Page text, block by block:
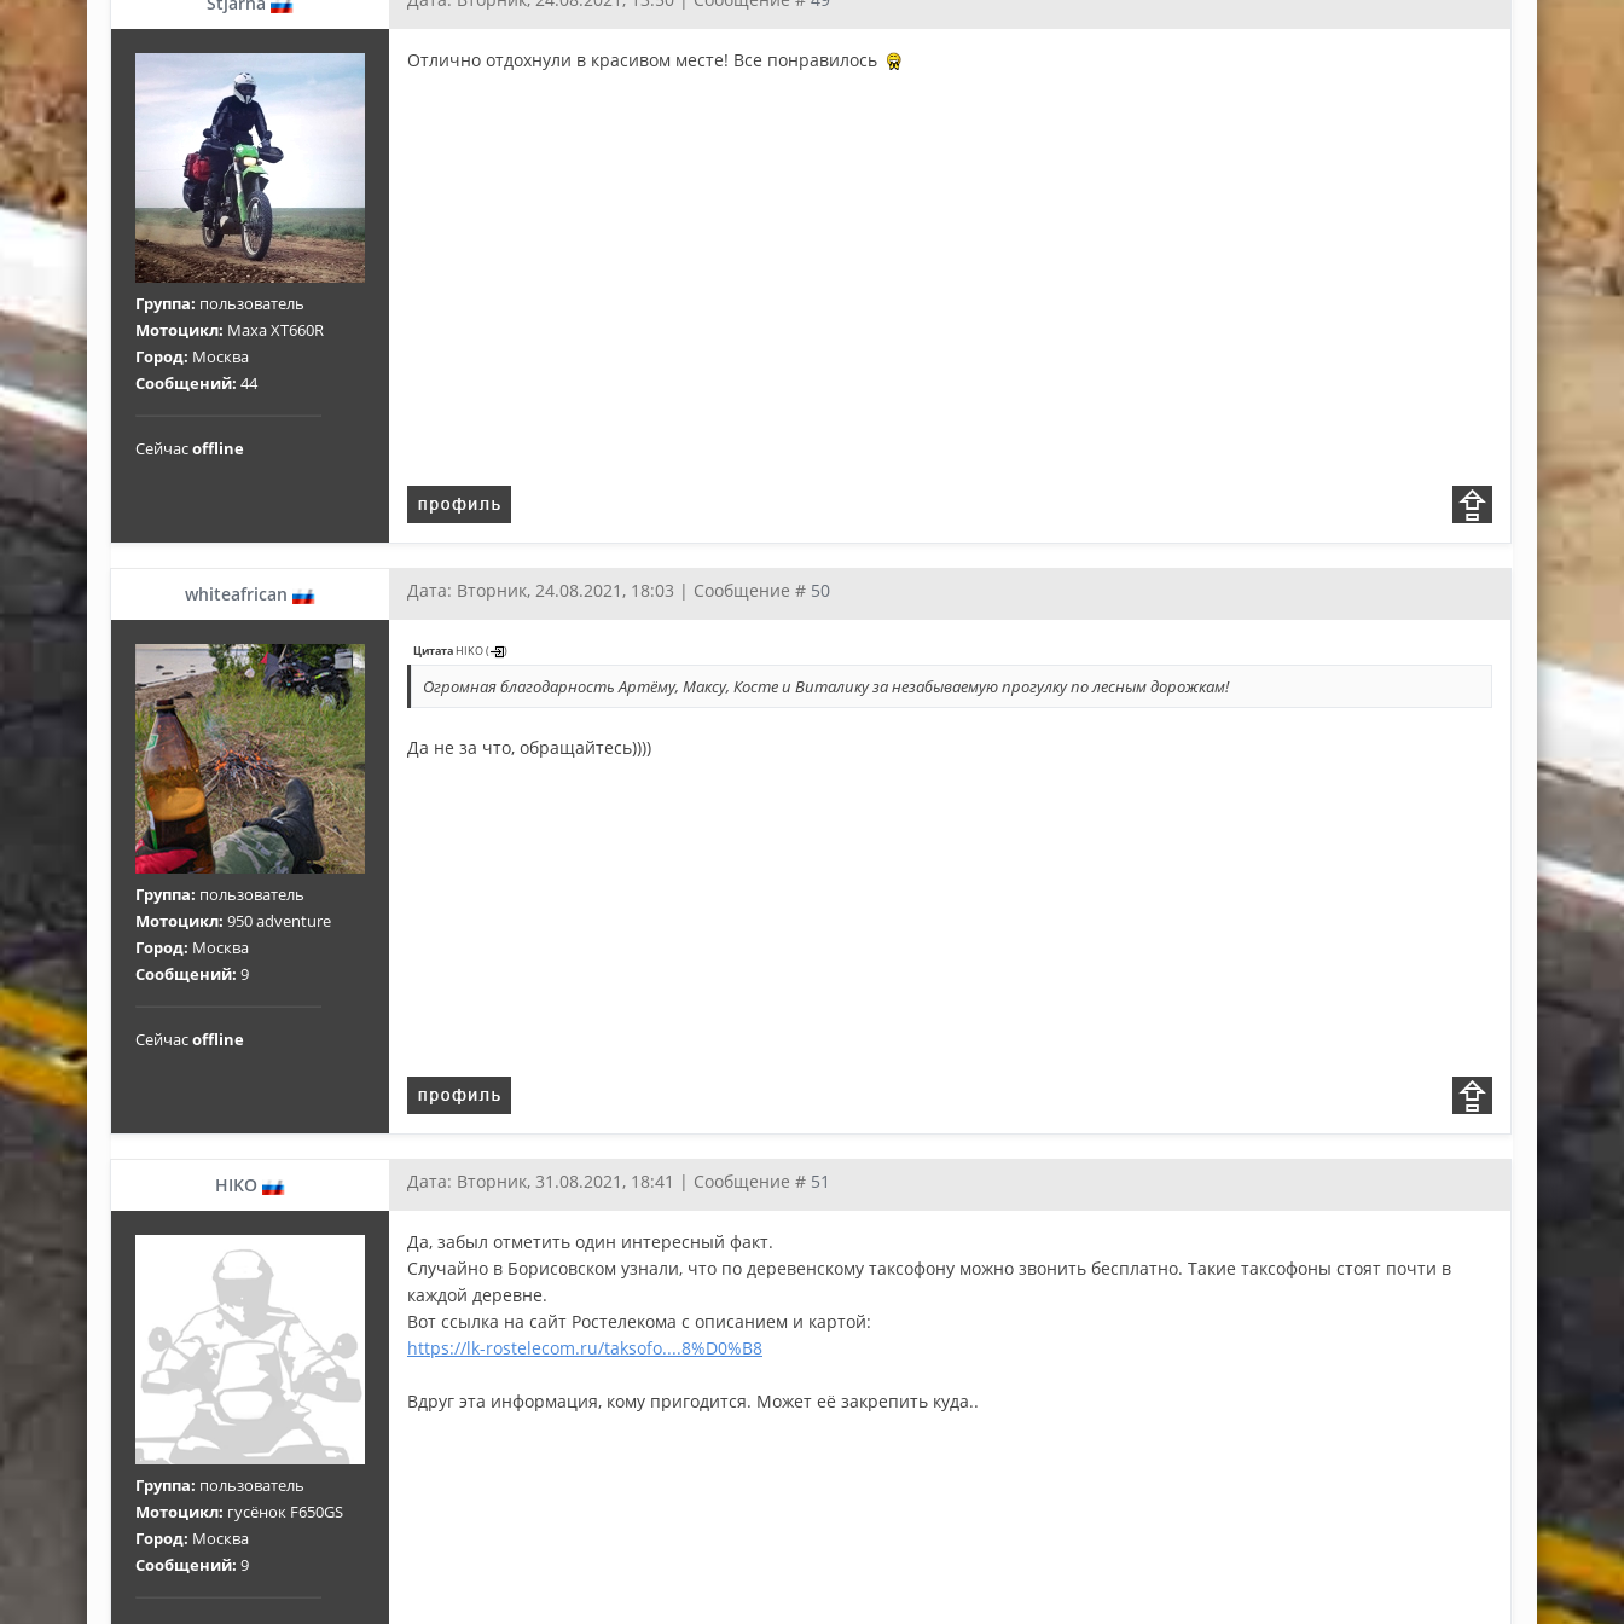
Группа: пользователь
Мотоцикл: Маха XT660R
Город: Москва
Сообщений: 44
Сейчасoffline
Отлично отдохнули в красивом месте! Все понравилось
whiteafrican Дата: Вторник, 24.08.2021, 18:03 | Сообщение # 50
Группа: пользователь
Мотоцикл: 950 adventure
Город: Москва
Сообщений: 9
Сейчасoffline
Цитата HIKO( )
Огромная благодарность Артёму, Максу, Косте и Виталику за незабываемую прогулку по лесным дорожкам!
Да не за что, обращайтесь))))
HIKO Дата: Вторник, 31.08.2021, 18:41 | Сообщение # 51
Группа: пользователь
Мотоцикл: гусёнок F650GS
Город: Москва
Сообщений: 9
Да, забыл отметить один интересный факт.
Случайно в Борисовском узнали, что по деревенскому таксофону можно звонить бесплатно. Такие таксофоны стоят почти в
каждой деревне.
Вот ссылка на сайт Ростелекома с описанием и картой:
https://lk-rostelecom.ru/taksofo....8%D0%B8
Вдруг эта информация, кому пригодится. Может её закрепить куда..